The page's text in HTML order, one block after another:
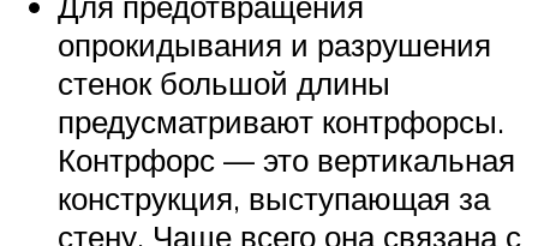
опрокидывания и разрушения
стенок большой длины
предусматривают контрфорсы.
Контрфорс — это вертикальная
конструкция, выступающая за
стену. Чаще всего она связана с